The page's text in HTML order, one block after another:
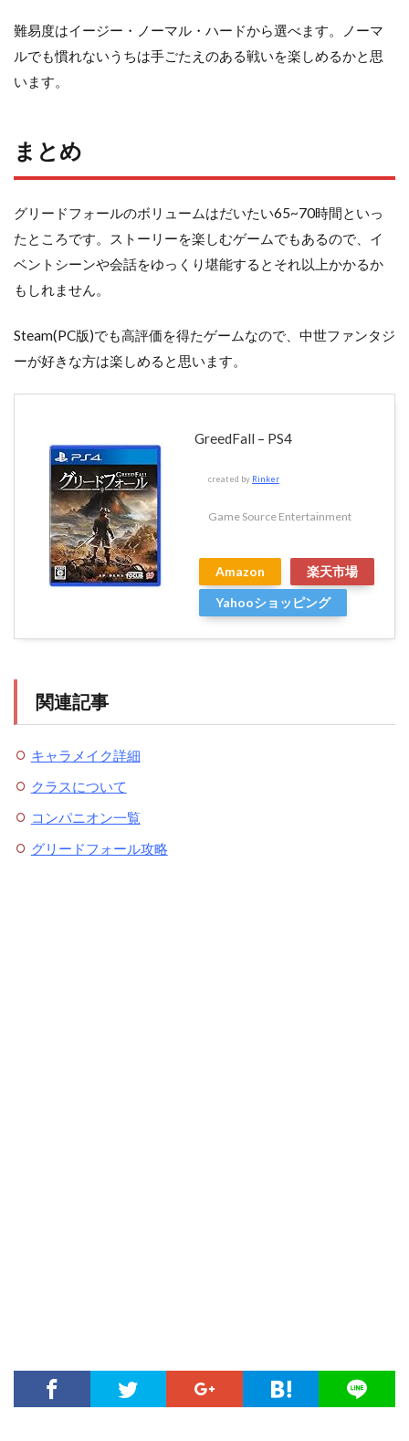
難易度はイージー・ノーマル・ハードから選べます。ノーマ
ルでも慣れないうちは手ごたえのある戦いを楽しめるかと思
います。
まとめ
グリードフォールのボリュームはだいたい65~70時間といっ
たところです。ストーリーを楽しむゲームでもあるので、イ
ベントシーンや会話をゆっくり堪能するとそれ以上かかるか
もしれません。
Steam(PC版)でも高評価を得たゲームなので、中世ファンタジ
ーが好きな方は楽しめると思います。
GreedFall – PS4
created by Rinker
Game Source Entertainment
Amazon
楽天市場
Yahooショッピング
関連記事
キャラメイク詳細
クラスについて
コンパニオン一覧
グリードフォール攻略